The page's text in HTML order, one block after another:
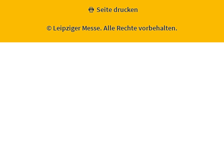
Seite drucken
© Leipziger Messe. Alle Rechte vorbehalten.